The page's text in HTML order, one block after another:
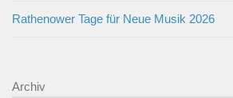
Rathenower Tage für Neue Musik 2026
Archiv